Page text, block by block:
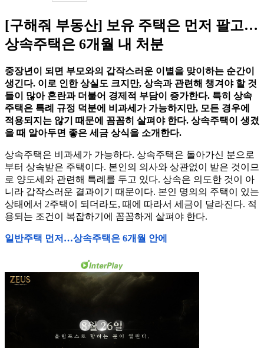
[구해줘 부동산] 보유 주택은 먼저 팔고…
상속주택은 6개월 내 처분
중장년이 되면 부모와의 갑작스러운 이별을 맞이하는 순간이
생긴다. 이로 인한 상실도 크지만, 상속과 관련해 챙겨야 할 것
들이 많아 혼란과 더불어 경제적 부담이 증가한다. 특히 상속
주택은 특례 규정 덕분에 비과세가 가능하지만, 모든 경우에
적용되지는 않기 때문에 꼼꼼히 살펴야 한다. 상속주택이 생겼
을 때 알아두면 좋은 세금 상식을 소개한다.
상속주택은 비과세가 가능하다. 상속주택은 돌아가신 분으로
부터 상속받은 주택이다. 본인의 의사와 상관없이 받은 것이므
로 양도세와 관련해 특례를 두고 있다. 상속은 의도한 것이 아
니라 갑작스러운 결과이기 때문이다. 본인 명의의 주택이 있는
상태에서 2주택이 되더라도, 때에 따라서 세금이 달라진다. 적
용되는 조건이 복잡하기에 꼼꼼하게 살펴야 한다.
일반주택 먼저…상속주택은 6개월 안에